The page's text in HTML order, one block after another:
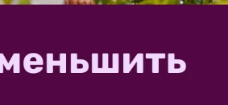
называют дачу «сад», «сады».
на участке дом и баня....